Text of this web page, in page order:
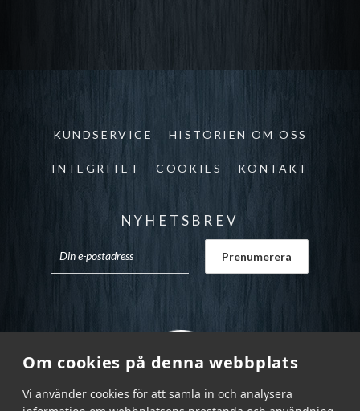
Om cookies på denna webbplats
Vi använder cookies för att samla in och analysera
KUNDSERVICE HISTORIEN OM OSS
INTEGRITET COOKIES KONTAKT
NYHETSBREV